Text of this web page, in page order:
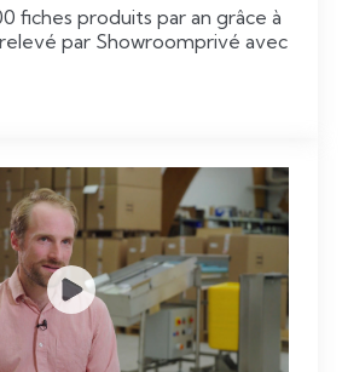
fiches produits par an grâce à
par Showroomprivé avec